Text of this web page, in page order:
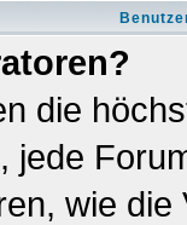
die
jede
wie